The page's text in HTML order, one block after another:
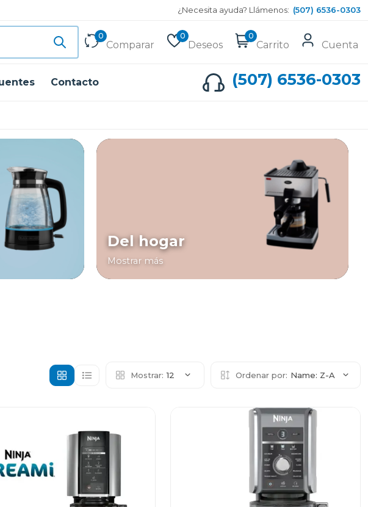
¿Necesita ayuda? Llámenos: (507) 6536-0303
0
Comparar
0
Deseos
0
Carrito Cuenta
Contacto (507) 6536-0303
Del hogar
Mostrar más
Mostrar: 12 Ordenar por: Name: Z-A